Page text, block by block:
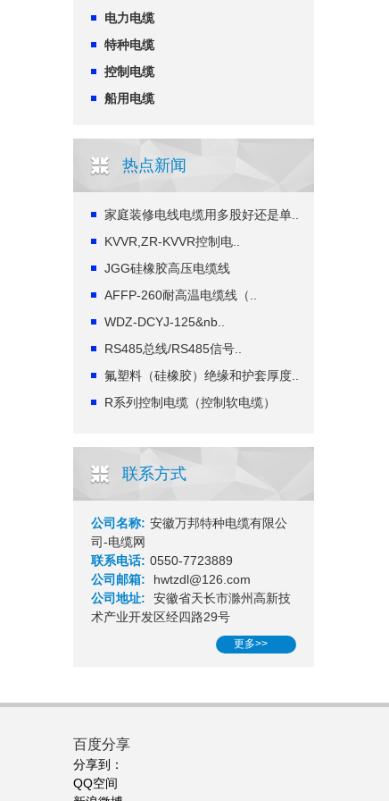
电力电缆
特种电缆
控制电缆
船用电缆
热点新闻
家庭装修电线电缆用多股好还是单..
KVVR,ZR-KVVR控制电..
JGG硅橡胶高压电缆线
AFFP-260耐高温电缆线（..
WDZ-DCYJ-125&nb..
RS485总线/RS485信号..
氟塑料（硅橡胶）绝缘和护套厚度..
R系列控制电缆（控制软电缆）
联系方式
公司名称: 安徽万邦特种电缆有限公
司-电缆网
联系电话: 0550-7723889
公司邮箱:
hwtzdl@126.com
公司地址:
安徽省天长市滁州高新技
术产业开发区经四路29号
更多>>
百度分享
分享到：
QQ空间